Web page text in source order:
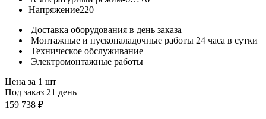
Напряжение220
Доставка оборудования в день заказа
Монтажные и пусконаладочные работы 24 часа в сутки
Техническое обслуживание
Электромонтажные работы
Цена за 1 шт
Под заказ 21 день
159 738 ₽